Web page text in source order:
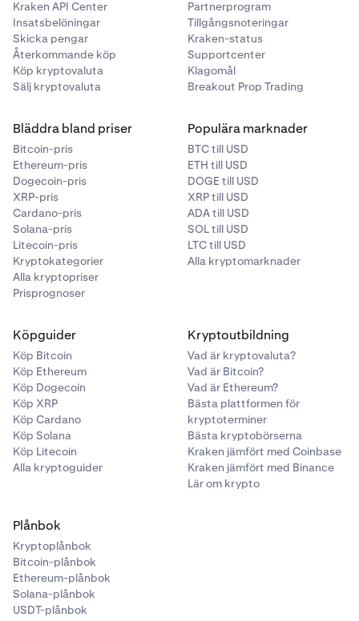
Kraken API Center
Insatsbelöningar
Skicka pengar
Återkommande köp
Köp kryptovaluta
Sälj kryptovaluta
Partnerprogram
Tillgångsnoteringar
Kraken-status
Supportcenter
Klagomål
Breakout Prop Trading
Bläddra bland priser
Bitcoin-pris
Ethereum-pris
Dogecoin-pris
XRP-pris
Cardano-pris
Solana-pris
Litecoin-pris
Kryptokategorier
Alla kryptopriser
Prisprognoser
Populära marknader
BTC till USD
ETH till USD
DOGE till USD
XRP till USD
ADA till USD
SOL till USD
LTC till USD
Alla kryptomarknader
Köpguider
Köp Bitcoin
Köp Ethereum
Köp Dogecoin
Köp XRP
Köp Cardano
Köp Solana
Köp Litecoin
Alla kryptoguider
Kryptoutbildning
Vad är kryptovaluta?
Vad är Bitcoin?
Vad är Ethereum?
Bästa plattformen för
kryptoterminer
Bästa kryptobörserna
Kraken jämfört med Coinbase
Kraken jämfört med Binance
Lär om krypto
Plånbok
Kryptoplånbok
Bitcoin-plånbok
Ethereum-plånbok
Solana-plånbok
USDT-plånbok